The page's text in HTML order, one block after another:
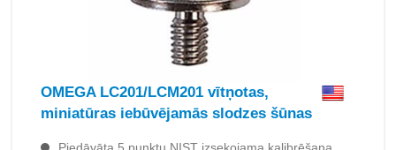
OMEGA LC201/LCM201 vītņotas,
miniatūras iebūvējamās slodzes šūnas